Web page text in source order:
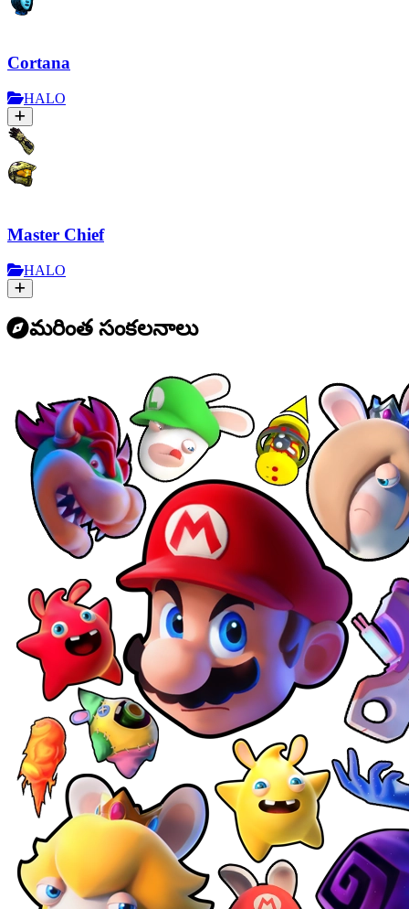
Cortana
HALO
Master Chief
HALO
మరింత సంకలనాలు